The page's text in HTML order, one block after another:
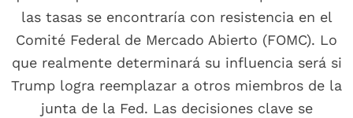
las tasas se encontraría con resistencia en el
Comité Federal de Mercado Abierto (FOMC). Lo
que realmente determinará su influencia será si
Trump logra reemplazar a otros miembros de la
junta de la Fed. Las decisiones clave se